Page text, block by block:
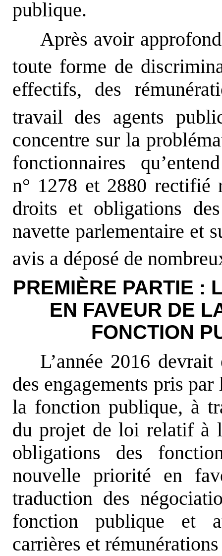
publique.
Après avoir
toute forme de
effectifs, des
travail des agents
concentre sur la
fonctionnaires
n° 1278 et 2880
droits et obligations
navette parlementaire et
avis a déposé de
PREMIÈRE PARTIE :
EN FAVEUR DE
FONCTION
L’année 2016
des engagements pris
la fonction publique, à
du projet de loi relatif à
obligations des
nouvelle priorité en
traduction des
fonction publique et
carrières et